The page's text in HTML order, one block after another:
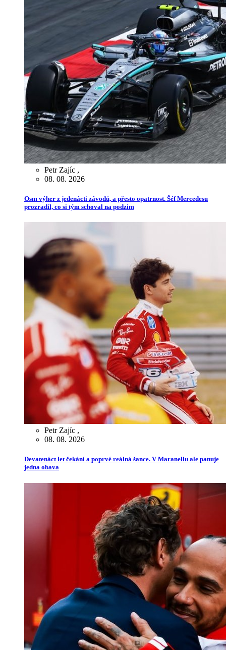
Petr Zajíc ,
08. 08. 2026
Osm výher z jedenácti závodů, a přesto opatrnost. Šéf Mercedesu
prozradil, co si tým schoval na podzim
Petr Zajíc ,
08. 08. 2026
Devatenáct let čekání a poprvé reálná šance. V Maranellu ale panuje
jedna obava